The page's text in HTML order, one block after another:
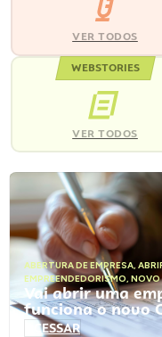
VER TODOS
WEBSTORIES
VER TODOS
ABERTURA DE EMPRESA,
EMPREENDEDORISMO, NOVO
Vai abrir uma
funciona o novo
ACESSAR